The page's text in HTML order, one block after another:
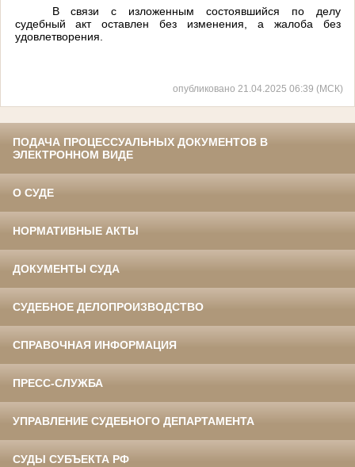
В связи с изложенным состоявшийся по делу
судебный акт оставлен без изменения, а жалоба без
удовлетворения.
опубликовано 21.04.2025 06:39 (МСК)
ПОДАЧА ПРОЦЕССУАЛЬНЫХ ДОКУМЕНТОВ В
ЭЛЕКТРОННОМ ВИДЕ
О СУДЕ
НОРМАТИВНЫЕ АКТЫ
ДОКУМЕНТЫ СУДА
СУДЕБНОЕ ДЕЛОПРОИЗВОДСТВО
СПРАВОЧНАЯ ИНФОРМАЦИЯ
ПРЕСС-СЛУЖБА
УПРАВЛЕНИЕ СУДЕБНОГО ДЕПАРТАМЕНТА
СУДЫ СУБЪЕКТА РФ